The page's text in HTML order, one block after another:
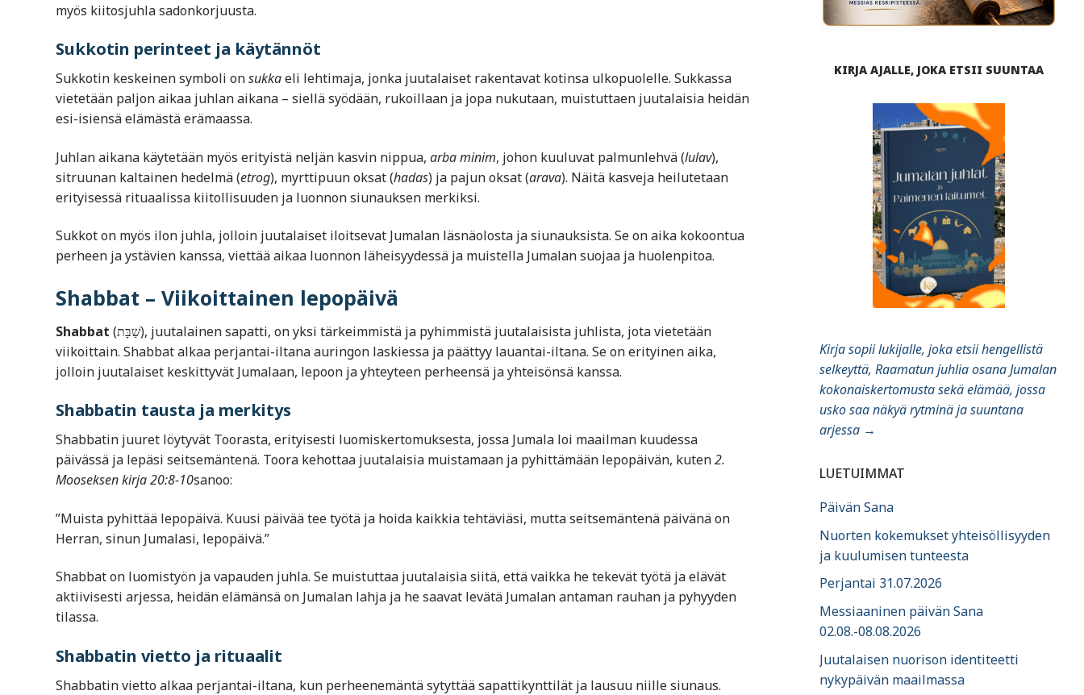
myös kiitosjuhla sadonkorjuusta.
Sukkotin perinteet ja käytännöt
Sukkotin keskeinen symboli onsukkaeli lehtimaja, jonka juutalaiset rakentavat kotinsa ulkopuolelle. Sukkassa
vietetään paljon aikaa juhlan aikana – siellä syödään, rukoillaan ja jopa nukutaan, muistuttaen juutalaisia heidän
esi-isiensä elämästä erämaassa.
Juhlan aikana käytetään myös erityistä neljän kasvin nippua, arba minim, johon kuuluvat palmunlehvä (lulav),
sitruunan kaltainen hedelmä (etrog), myrttipuun oksat (hadas) ja pajun oksat (arava). Näitä kasveja heilutetaan
erityisessä rituaalissa kiitollisuuden ja luonnon siunauksen merkiksi.
Sukkot on myös ilon juhla, jolloin juutalaiset iloitsevat Jumalan läsnäolosta ja siunauksista. Se on aika kokoontua
perheen ja ystävien kanssa, viettää aikaa luonnon läheisyydessä ja muistella Jumalan suojaa ja huolenpitoa.
Shabbat – Viikoittainen lepopäivä
Shabbat (שַׁבָּת), juutalainen sapatti, on yksi tärkeimmistä ja pyhimmistä juutalaisista juhlista, jota vietetään
viikoittain. Shabbat alkaa perjantai-iltana auringon laskiessa ja päättyy lauantai-iltana. Se on erityinen aika,
jolloin juutalaiset keskittyvät Jumalaan, lepoon ja yhteyteen perheensä ja yhteisönsä kanssa.
Shabbatin tausta ja merkitys
Shabbatin juuret löytyvät Toorasta, erityisesti luomiskertomuksesta, jossa Jumala loi maailman kuudessa
päivässä ja lepäsi seitsemäntenä. Toora kehottaa juutalaisia muistamaan ja pyhittämään lepopäivän, kuten2.
Mooseksen kirja 20:8-10sanoo:
”Muista pyhittää lepopäivä. Kuusi päivää tee työtä ja hoida kaikkia tehtäviäsi, mutta seitsemäntenä päivänä on
Herran, sinun Jumalasi, lepopäivä.”
Shabbat on luomistyön ja vapauden juhla. Se muistuttaa juutalaisia siitä, että vaikka he tekevät työtä ja elävät
aktiivisesti arjessa, heidän elämänsä on Jumalan lahja ja he saavat levätä Jumalan antaman rauhan ja pyhyyden
tilassa.
Shabbatin vietto ja rituaalit
Shabbatin vietto alkaa perjantai-iltana, kun perheenemäntä sytyttää sapattikynttilät ja lausuu niille siunaus.
KIRJA AJALLE, JOKA ETSII SUUNTAA
Kirja sopii lukijalle, joka etsii hengellistä
selkeyttä, Raamatun juhlia osana Jumalan
kokonaiskertomusta sekä elämää, jossa
usko saa näkyä rytminä ja suuntana
arjessa →
LUETUIMMAT
Päivän Sana
Nuorten kokemukset yhteisöllisyyden
ja kuulumisen tunteesta
Perjantai 31.07.2026
Messiaaninen päivän Sana
02.08.-08.08.2026
Juutalaisen nuorison identiteetti
nykypäivän maailmassa